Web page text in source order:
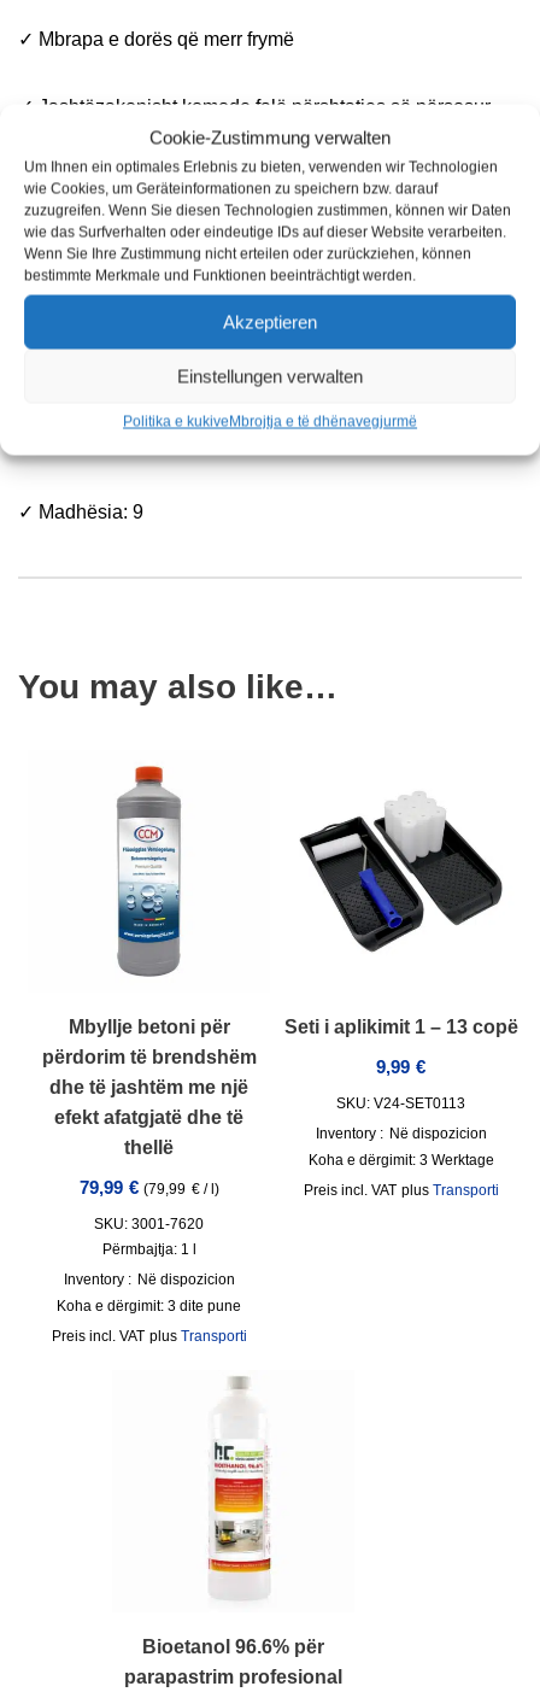
Cookie-Zustimmung verwalten
Um Ihnen ein optimales Erlebnis zu bieten, verwenden wir Technologien
wie Cookies, um Geräteinformationen zu speichern bzw. darauf
zuzugreifen. Wenn Sie diesen Technologien zustimmen, können wir Daten
wie das Surfverhalten oder eindeutige IDs auf dieser Website verarbeiten.
Wenn Sie Ihre Zustimmung nicht erteilen oder zurückziehen, können
bestimmte Merkmale und Funktionen beeinträchtigt werden.
Akzeptieren
Einstellungen verwalten
Politika e kukiveMbrojtja e të dhënavegjurmë
✓ Mbrapa e dorës që merr frymë
✓ Jashtëzakonisht komode falë përshtatjes së përsosur
✓ EN 420 Kategoria II, EN 388
✓ Rezistenca ndaj gërryerjes: niveli i performancës 4
✓ Forca e grisjes: niveli i performancës 1
✓ Madhësia: 9
You may also like…
Mbyllje betoni për
përdorim të brendshëm
dhe të jashtëm me një
efekt afatgjatë dhe të
thellë
79,99 € (79,99 €/ )
SKU: 3001-7620
Përmbajtja: 1 l
Inventory : Në dispozicion
Koha e dërgimit: 3 dite pune
incl. VAT plus Transporti
Seti i aplikimit 1 – 13 copë
9,99 €
SKU: V24-SET0113
Inventory : Në dispozicion
Koha e dërgimit: 3 Werktage
incl. VAT plus Transporti
Bioetanol 96.6% për
parapastrim profesional